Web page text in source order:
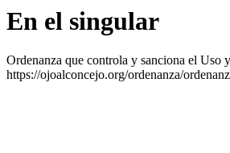
En el singular
Ordenanza que controla y sanciona el Uso
https://ojoalconcejo.org/ordenanza/